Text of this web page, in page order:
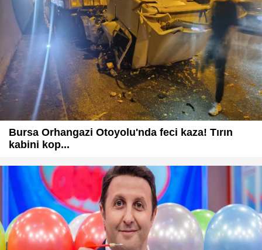
Bursa Orhangazi Otoyolu'nda feci kaza! Tırın
kabini kop...